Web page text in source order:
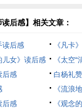
读后感】相关文章：
读后感
《凡卡
儿女》读后感
《太空
后感
白杨礼
《流浪
后感
《观念